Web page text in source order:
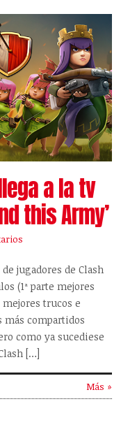
a la tv
this Army’
jugadores de Clash
(1ª parte mejores
trucos e
más compartidos
como ya sucediese
[…]
Más »